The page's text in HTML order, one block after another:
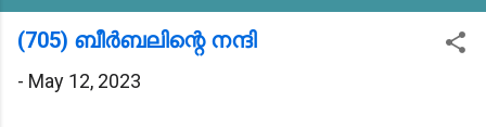
(705) ബീർബലിന്റെ നന്ദി
- May 12, 2023